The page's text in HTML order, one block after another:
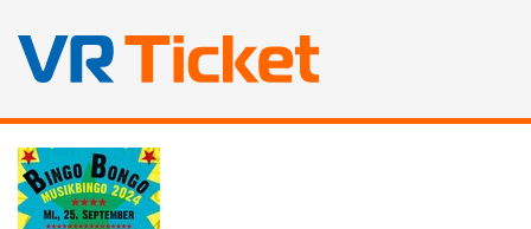
Zum
Haupt-
Inhalt
springen